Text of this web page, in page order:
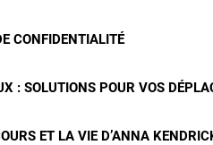
CONFIDENTIALITÉ
: SOLUTIONS POUR VOS
ET LA VIE D’ANNA